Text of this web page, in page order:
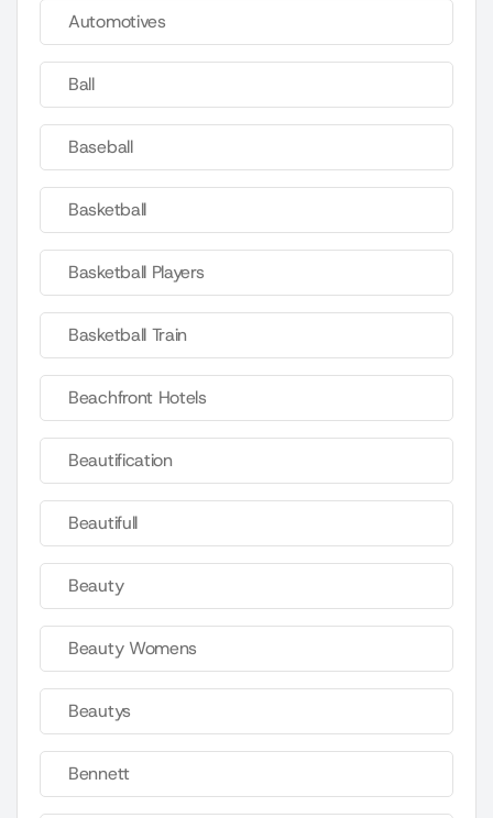
Automotives
Ball
Baseball
Basketball
Basketball Players
Basketball Train
Beachfront Hotels
Beautification
Beautifull
Beauty
Beauty Womens
Beautys
Bennett